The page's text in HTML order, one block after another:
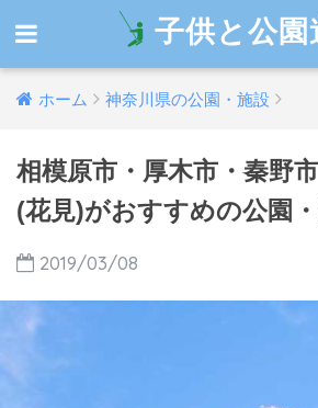
子供と公園
ホーム 神奈川県の公園・施設
相模原市・厚木市・秦野
(花見)がおすすめの公園
2019/03/08